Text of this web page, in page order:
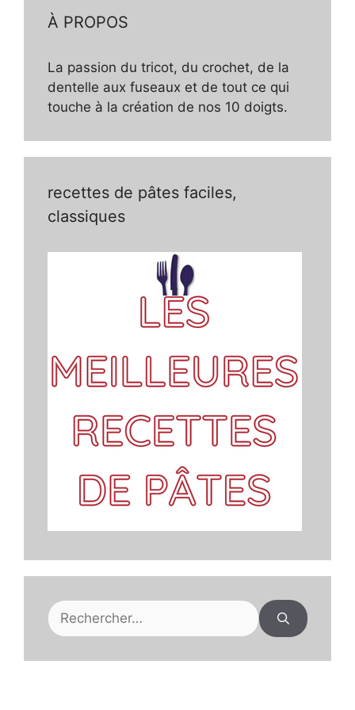
o
À PROPOS
La passion du tricot, du crochet, de la
dentelle aux fuseaux et de tout ce qui
touche à la création de nos 10 doigts.
recettes de pâtes faciles,
classiques
Rechercher :